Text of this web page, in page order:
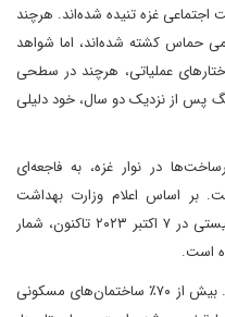
اجتماعی غزه تنیده شده‌اند. هرچند
حماس کشته شده‌اند، اما شواهد
عملیاتی، هرچند در سطحی
پس از نزدیک دو سال، خود دلیلی
در نوار غزه، به فاجعه‌ای
بر اساس اعلام وزارت بهداشت
فلسطین، از آغاز حملات ارتش رژیم صهیونیستی در ۷ اکتبر ۲۰۲۳ تاکنون، شمار
صدها هزار نفر مجروح یا بی‌خانمان شده‌اند. بیش از ۷۰٪ ساختمان‌های مسکونی